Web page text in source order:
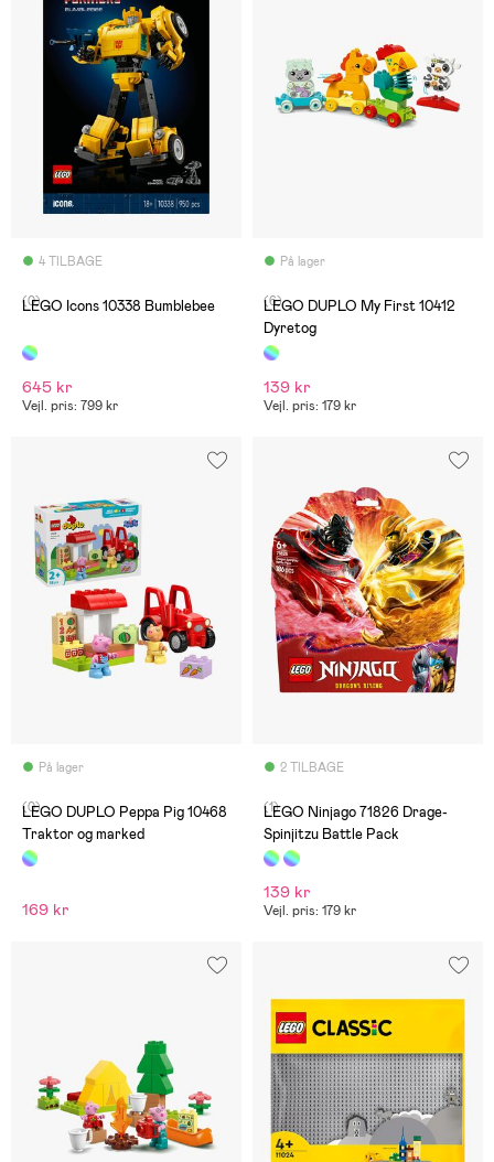
4 TILBAGE
(0)
LEGO Icons 10338 Bumblebee
645 kr
Vejl. pris: 799 kr
På lager
(6)
LEGO DUPLO My First 10412
Dyretog
139 kr
Vejl. pris: 179 kr
På lager
(0)
LEGO DUPLO Peppa Pig 10468
Traktor og marked
169 kr
2 TILBAGE
(1)
LEGO Ninjago 71826 Drage-
Spinjitzu Battle Pack
139 kr
Vejl. pris: 179 kr